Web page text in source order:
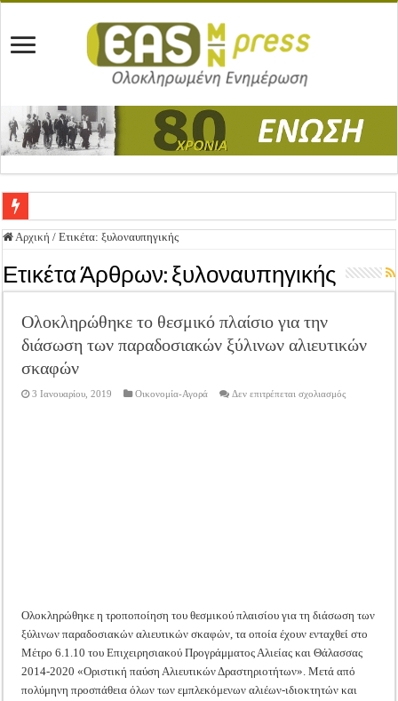
Ένωση Μεσολογγίου: Συγχαρητήρια Επιστολή προς Δήμο Μεσολογγίου
Καλή Ανάσταση & Καλό Πάσχα!
ΕΝΩΣΗ ΜΕΣΟΛΟΓΓΙΟΥ: ΕΚΛΟΓΙΚΗ ΓΕΝΙΚΗ ΣΥΝΕΛΕΥΣΗ
Δημοσιεύτηκε η Προδημοσίευση της Πρόσκλησης Σχεδίων Βελτίωσης
Ανακοίνωση: Επιστροφή ΦΠΑ
Καλά Χριστούγεννα! Καλή Χρονιά!
Αρχική / Ετικέτα:ξυλοναυπηγικής
Ετικέτα Άρθρων: ξυλοναυπηγικής
Ολοκληρώθηκε το θεσμικό πλαίσιο για την
διάσωση των παραδοσιακών ξύλινων αλιευτικών
σκαφών
3 Ιανουαρίου, 2019 Οικονομία-Αγορά Δεν επιτρέπεται σχολιασμόςστο
Ολοκληρώθηκε η τροποποίηση του θεσμικού πλαισίου για τη διάσωση των
ξύλινων παραδοσιακών αλιευτικών σκαφών, τα οποία έχουν ενταχθεί στο
Μέτρο 6.1.10 του Επιχειρησιακού Προγράμματος Αλιείας και Θάλασσας
2014-2020 «Οριστική παύση Αλιευτικών Δραστηριοτήτων». Μετά από
πολύμηνη προσπάθεια όλων των εμπλεκόμενων αλιέων-ιδιοκτητών και